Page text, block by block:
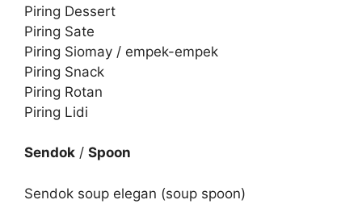
Piring Dessert
Piring Sate
Piring Siomay / empek-empek
Piring Snack
Piring Rotan
Piring Lidi
Sendok / Spoon
Sendok soup elegan (soup spoon)